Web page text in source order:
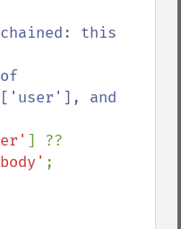
this
and